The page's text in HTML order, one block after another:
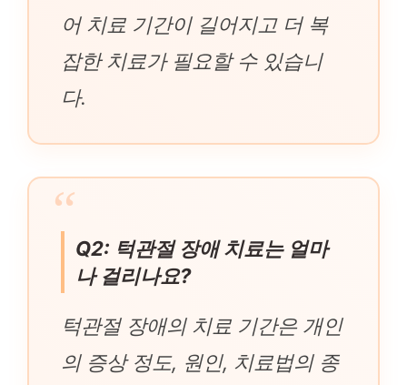
어 치료 기간이 길어지고 더 복
잡한 치료가 필요할 수 있습니
다.
Q2: 턱관절 장애 치료는 얼마
나 걸리나요?
턱관절 장애의 치료 기간은 개인
의 증상 정도, 원인, 치료법의 종